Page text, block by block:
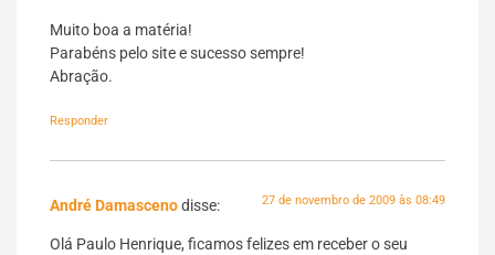
Muito boa a matéria!
Parabéns pelo site e sucesso sempre!
Abração.
Responder
André Damascenodisse: 27 de novembro de 2009 às 08:49
Olá Paulo Henrique, ficamos felizes em receber o seu